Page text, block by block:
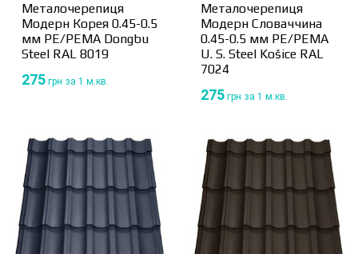
Металочерепиця
Модерн Корея 0.45-0.5
мм PE/PEMA Dongbu
Steel RAL 8019
275 грн за 1 м.кв.
Металочерепиця
Модерн Словаччина
0.45-0.5 мм PE/PEMA
U. S. Steel Košice RAL
7024
275 грн за 1 м.кв.